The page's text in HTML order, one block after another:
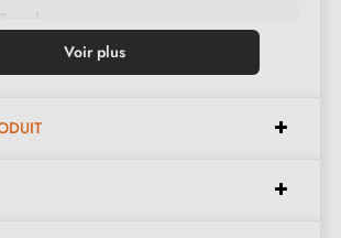
: Ronde
traversantes pour plus de stabilité
kit :
Voir plus